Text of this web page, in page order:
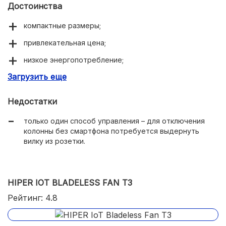
Достоинства
компактные размеры;
привлекательная цена;
низкое энергопотребление;
мощность рассчитана на комнату площадью до 15 м2;
Загрузить еще
Недостатки
только один способ управления – для отключения
колонны без смартфона потребуется выдернуть
вилку из розетки.
HIPER IOT BLADELESS FAN Т3
Рейтинг: 4.8